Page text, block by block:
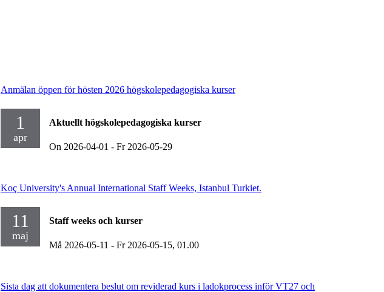
Anmälan öppen för hösten 2026 högskolepedagogiska kurser
1
apr
Aktuellt högskolepedagogiska kurser
On 2026-04-01 - Fr 2026-05-29
Koç University's Annual International Staff Weeks, Istanbul Turkiet.
11
maj
Staff weeks och kurser
Må 2026-05-11 - Fr 2026-05-15, 01.00
Sista dag att dokumentera beslut om reviderad kurs i ladokprocess inför VT27 och